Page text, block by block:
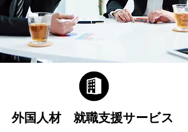
外国人材 就職支援サービス